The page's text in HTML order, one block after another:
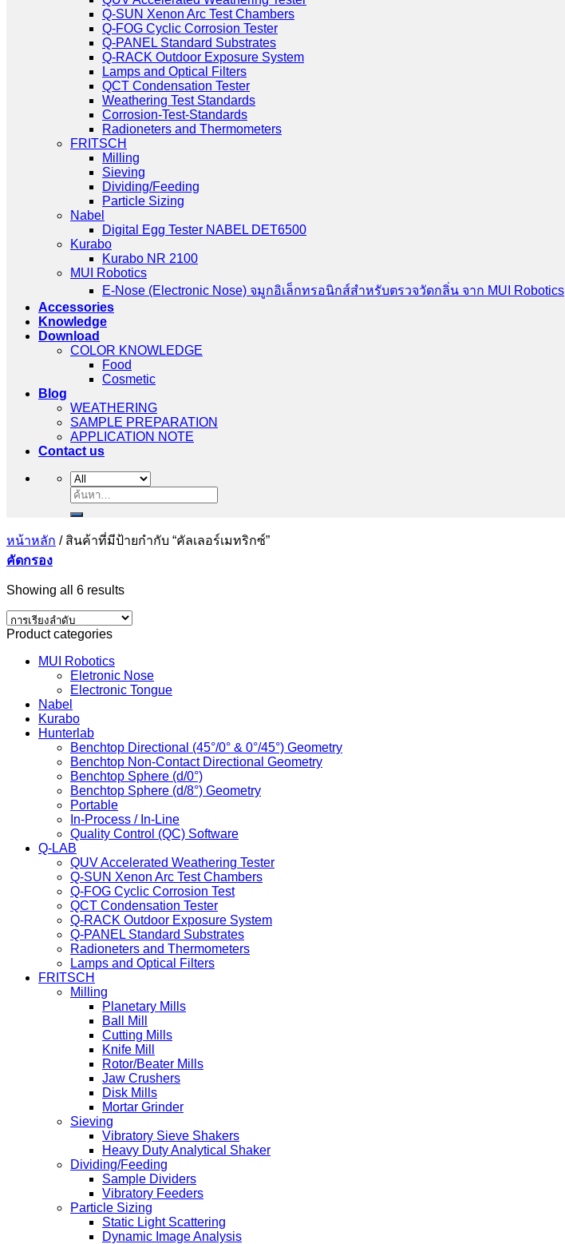
Q-SUN Xenon Arc Test Chambers
Q-FOG Cyclic Corrosion Tester
Q-PANEL Standard Substrates
Q-RACK Outdoor Exposure System
Lamps and Optical Filters
QCT Condensation Tester
Weathering Test Standards
Corrosion-Test-Standards
Radioneters and Thermometers
FRITSCH
Milling
Sieving
Dividing/Feeding
Particle Sizing
Nabel
Digital Egg Tester NABEL DET6500
Kurabo
Kurabo NR 2100
MUI Robotics
E‑Nose (Electronic Nose) จมูกอิเล็กทรอนิกส์สำหรับตรวจวัดกลิ่น จาก MUI Robotics
Accessories
Knowledge
Download
COLOR KNOWLEDGE
Food
Cosmetic
Blog
WEATHERING
SAMPLE PREPARATION
APPLICATION NOTE
Contact us
ค้นหา:
หน้าหลัก /สินค้าที่มีป้ายกำกับ “คัลเลอร์เมทริกซ์”
คัดกรอง
Showing all 6 results
Product categories
MUI Robotics
Eletronic Nose
Electronic Tongue
Nabel
Kurabo
Hunterlab
Benchtop Directional (45°/0° & 0°/45°) Geometry
Benchtop Non-Contact Directional Geometry
Benchtop Sphere (d/0°)
Benchtop Sphere (d/8°) Geometry
Portable
In-Process / In-Line
Quality Control (QC) Software
Q-LAB
QUV Accelerated Weathering Tester
Q-SUN Xenon Arc Test Chambers
Q-FOG Cyclic Corrosion Test
QCT Condensation Tester
Q-RACK Outdoor Exposure System
Q-PANEL Standard Substrates
Radioneters and Thermometers
Lamps and Optical Filters
FRITSCH
Milling
Planetary Mills
Ball Mill
Cutting Mills
Knife Mill
Rotor/Beater Mills
Jaw Crushers
Disk Mills
Mortar Grinder
Sieving
Vibratory Sieve Shakers
Heavy Duty Analytical Shaker
Dividing/Feeding
Sample Dividers
Vibratory Feeders
Particle Sizing
Static Light Scattering
Dynamic Image Analysis